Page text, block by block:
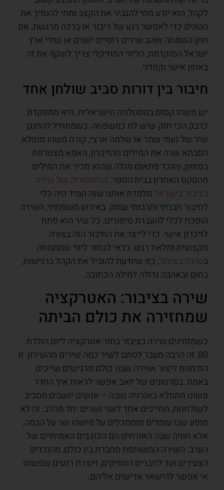
לקהל, הוא יודע מתי להגביר את הקצב ומתי להנמיך את
הטונים כדי לאפשר רגע של דיבור או ברכה מרגשת. אם
חתן השמחה אוהב שירים רוסיים ישנים או שירי ארץ
ישראל המוקדמת, הליווי המוזיקלי צריך לשקף את זה
באופן אישי וקפדני.
חיבור בין דורות סביב שולחן אחד
יש משהו קסום בנוסטלגיה הישראלית. היא מתפקדת
כדבק הכי חזק שיש לנו כמשפחה. כשמתחיל להתנגן
שיר של נעמי שמר או שלמה ארצי, קורה משהו מופלא.
הסבתא שרה את המילים מהזיכרון, האמא מצטרפת
בפזמון, והנכד פתאום מגלה שהוא מכיר את המילים
מהטקס האחרון בבית הספר. ההיסטוריה של שירה
בציבור בישראל מלמדת אותנו שזה תמיד היה כלי
לחיבור חברתי ותרבותי עמוק. באירוע משפחתי, השירה
הופכת לכלי להעברת סיפורים. כל שיר הוא פתח
לזיכרון אישי. כדי לייצר את החיבור הזה בצורה
מקצועית ומלאת רגש, כדאי לבחור ליווי שמתמחה
בשירה בציבור, כזו שיודעת להוביל את הקהל ברגישות,
בחום ובאהבה גדולה למילה הכתובה.
שירה בציבור: האטרקציה
שמחזירה את כולם הביתה
כשמזמינים שירה בציבור בתור אטרקציה ליום הולדת
80, זה הרבה מעבר לסתם לשיר כמה שירים מהשירון. זו
הזדמנות ליצור אווירה שבה כולם מרגישים שייכים
באמת. בסרטונים של יואב אפשר לראות איך החדר
פשוט מתמלא באנרגיה טובה – אנשים יושבים מסביב
לשולחנות, מחייכים אחד לשני ושרים יחד מהלב. זה לא
מופע שבו עומדים ומסתכלים על מישהו שר על הבמה,
אלא חוויה שבה האורחים הם הכוכבים האמיתיים של
הערב. השירה המשותפת מחברת בין כולם, מהנכדים
הצעירים ועד לחברים הוותיקים, ויוצרת רגעים שפשוט
אי אפשר להישאר אדישים אליהם.